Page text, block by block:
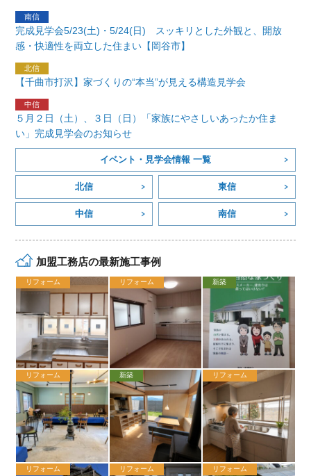
完成見学会5/23(土)・5/24(日) スッキリとした外観と、開放
感・快適性を両立した住まい【岡谷市】
【千曲市打沢】家づくりの“本当”が見える構造見学会
５月２日（土）、３日（日）「家族にやさしいあったか住ま
い」完成見学会のお知らせ
イベント・見学会情報 一覧
北信 東信
中信 南信
加盟工務店の最新施工事例
リフォーム リフォーム 新築
リフォーム 新築 リフォーム
リフォーム リフォーム リフォーム